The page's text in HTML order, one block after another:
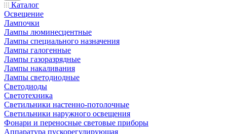
Каталог
Освещение
Лампочки
Лампы люминесцентные
Лампы специального назначения
Лампы галогенные
Лампы газоразрядные
Лампы накаливания
Лампы светодиодные
Светодиоды
Светотехника
Светильники настенно-потолочные
Светильники наружного освещения
Фонари и переносные световые приборы
Аппаратура пускорегулирующая